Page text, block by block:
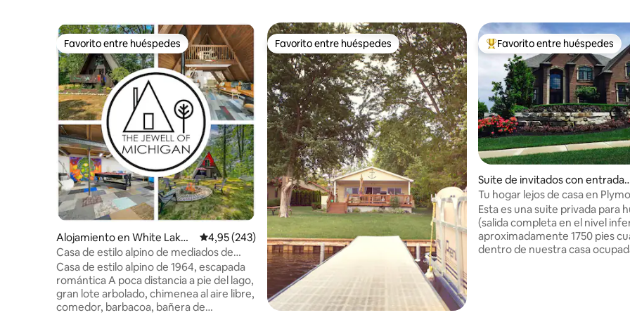
Favorito entre huéspedes
Favorito entre huéspedes
Alojamiento en White Lake
charter Township
Calificación promedio: 4,95 de 5. 243 evaluaciones
4,95 (243)
Casa de estilo alpino de mediados de
siglo 1964 con sala de juegos
Casa de estilo alpino de 1964, escapada
romántica A poca distancia a pie del lago,
gran lote arbolado, chimenea al aire libre,
comedor, barbacoa, bañera de
Favorito entre huéspedes
Favorito entre huéspedes Favorito entre los huéspedes
Favorito entre huéspedes
Suite de invitados con entrada i
ndependiente en Plymouth
Tu hogar lejos de casa en
Esta es una suite privada para
(salida completa en el nivel
aproximadamente 1750 pies
dentro de nuestra casa